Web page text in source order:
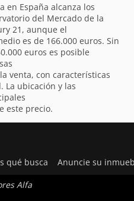
en España alcanza los
del Mercado de la
21, aunque el
es de 166.000 euros. Sin
euros es posible
venta, con características
La ubicación y las
este precio.
qué busca Anuncie su
Alfa